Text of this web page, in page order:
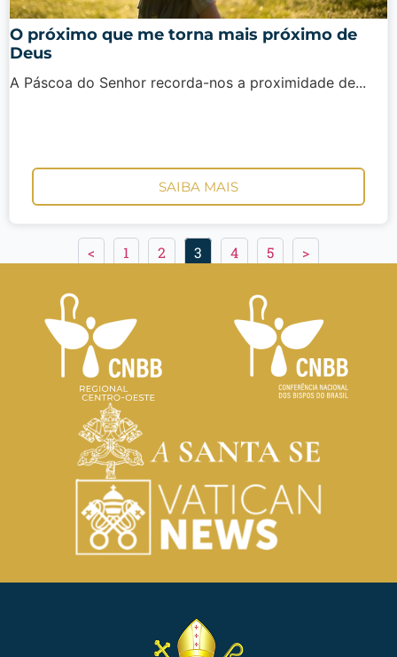
O próximo que me torna mais próximo de
Deus
A Páscoa do Senhor recorda-nos a proximidade de...
SAIBA MAIS
< 1 2 3 4 5 >